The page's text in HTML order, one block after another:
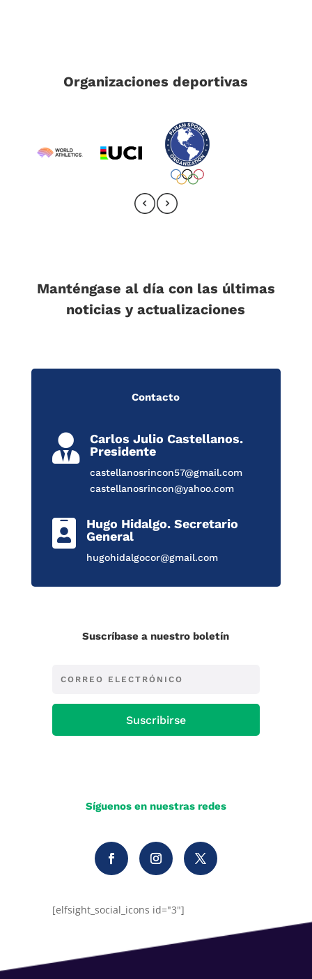
Organizaciones deportivas
Manténgase al día con las últimas
noticias y actualizaciones
Contacto

Carlos Julio Castellanos.
Presidente
castellanosrincon57@gmail.com
castellanosrincon@yahoo.com

Hugo Hidalgo. Secretario
General
hugohidalgocor@gmail.com
Suscríbase a nuestro boletín
Suscribirse
Síguenos en nuestras redes
[elfsight_social_icons id="3"]